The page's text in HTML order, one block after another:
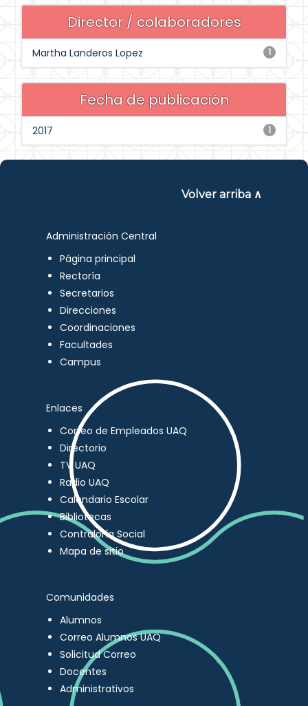
Director / colaboradores
1
Martha Landeros Lopez
Fecha de publicación
1
2017
Volver arriba ∧
Administración Central
Página principal
Rectoría
Secretarios
Direcciones
Coordinaciones
Facultades
Campus
Enlaces
Correo de Empleados UAQ
Directorio
TV UAQ
Radio UAQ
Calendario Escolar
Bibliotecas
Contraloría Social
Mapa de sitio
Comunidades
Alumnos
Correo Alumnos UAQ
Solicitud Correo
Docentes
Administrativos